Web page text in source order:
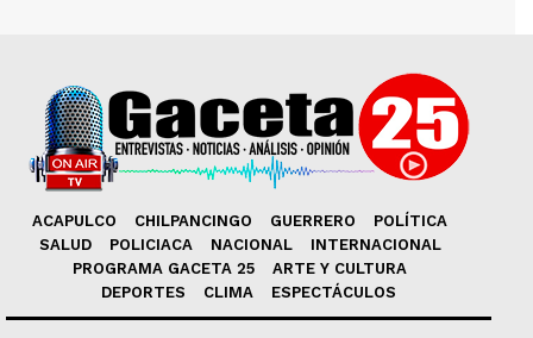
ACAPULCO CHILPANCINGO GUERRERO
POLÍTICA
SALUD
POLICIACA NACIONAL
INTERNACIONAL
PROGRAMA GACETA 25
ARTE Y CULTURA
DEPORTES
CLIMA ESPECTÁCULOS